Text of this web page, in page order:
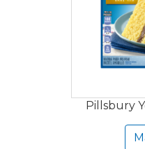
Pillsbury